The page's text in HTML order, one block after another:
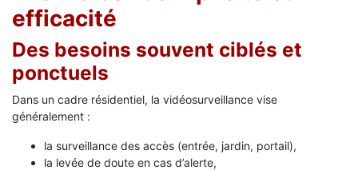
efficacité
Des besoins souvent ciblés et
ponctuels
Dans un cadre résidentiel, la vidéosurveillance vise
généralement :
la surveillance des accès (entrée, jardin, portail),
la levée de doute en cas d’alerte,